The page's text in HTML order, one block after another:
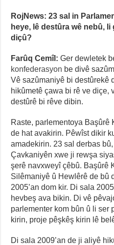
RojNews: 23 sal in
heye, lê destûra wê nebû,
diçû?
Farûq Cemîl:Ger dewletek
konfederasyon be divê
Vê sazûmaniyê bi destûrekê
hikûmetê çawa bi rê ve diçe,
destûrê bi rêve dibin.
Raste, parlementoya Başûrê
de hat avakirin. Pêwîst dikir
amadekirin. 23 sal derbas
Çavkaniyên xwe ji rewşa
şerê navxweyî çêbû. Başûrê
Silêmaniyê û Hewlêrê de bû
2005’an dom kir. Di sala
hevbeş ava bikin. Di vê
parlementer kom bûn û li ser
kirin, proje pêşkêş kirin lê
Di sala 2009’an de ji aliyê